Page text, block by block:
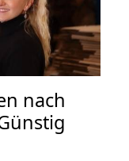
nach